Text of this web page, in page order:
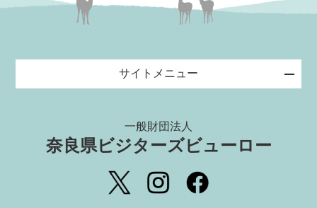
サイトメニュー
一般財団法人
奈良県ビジターズビューロー